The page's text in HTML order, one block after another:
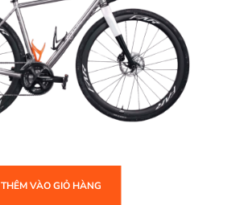
THÊM VÀO GIỎ HÀNG